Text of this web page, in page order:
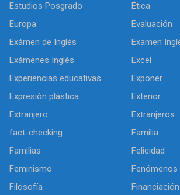
Estudios Posgrado
Ética
Europa
Evaluación
Exámen de Inglés
Examen
Exámenes Inglés
Excel
Experiencias educativas
Exponer
Expresión plástica
Exterior
Extranjero
Extranjeros
fact-checking
Familia
Familias
Felicidad
Feminismo
Fenómenos
Filosofía
Financiación